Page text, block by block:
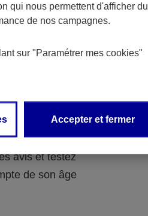
besoin de
spécial pour
avis et testez
de son âge
qui nous permettent d'afficher du
de nos campagnes.
sur "Paramétrer mes cookies"
Accepter et fermer